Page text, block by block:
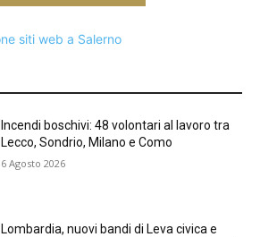
Incendi boschivi: 48 volontari al lavoro tra
Lecco, Sondrio, Milano e Como
6 Agosto 2026
Lombardia, nuovi bandi di Leva civica e